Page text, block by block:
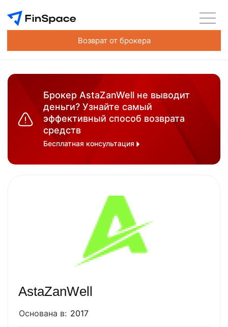
Возврат от брокера
Брокер AstaZanWell не выводит
деньги? Узнайте самый
эффективный способ возврата
средств
Бесплатная консультация
AstaZanWell
Основана в: 2017